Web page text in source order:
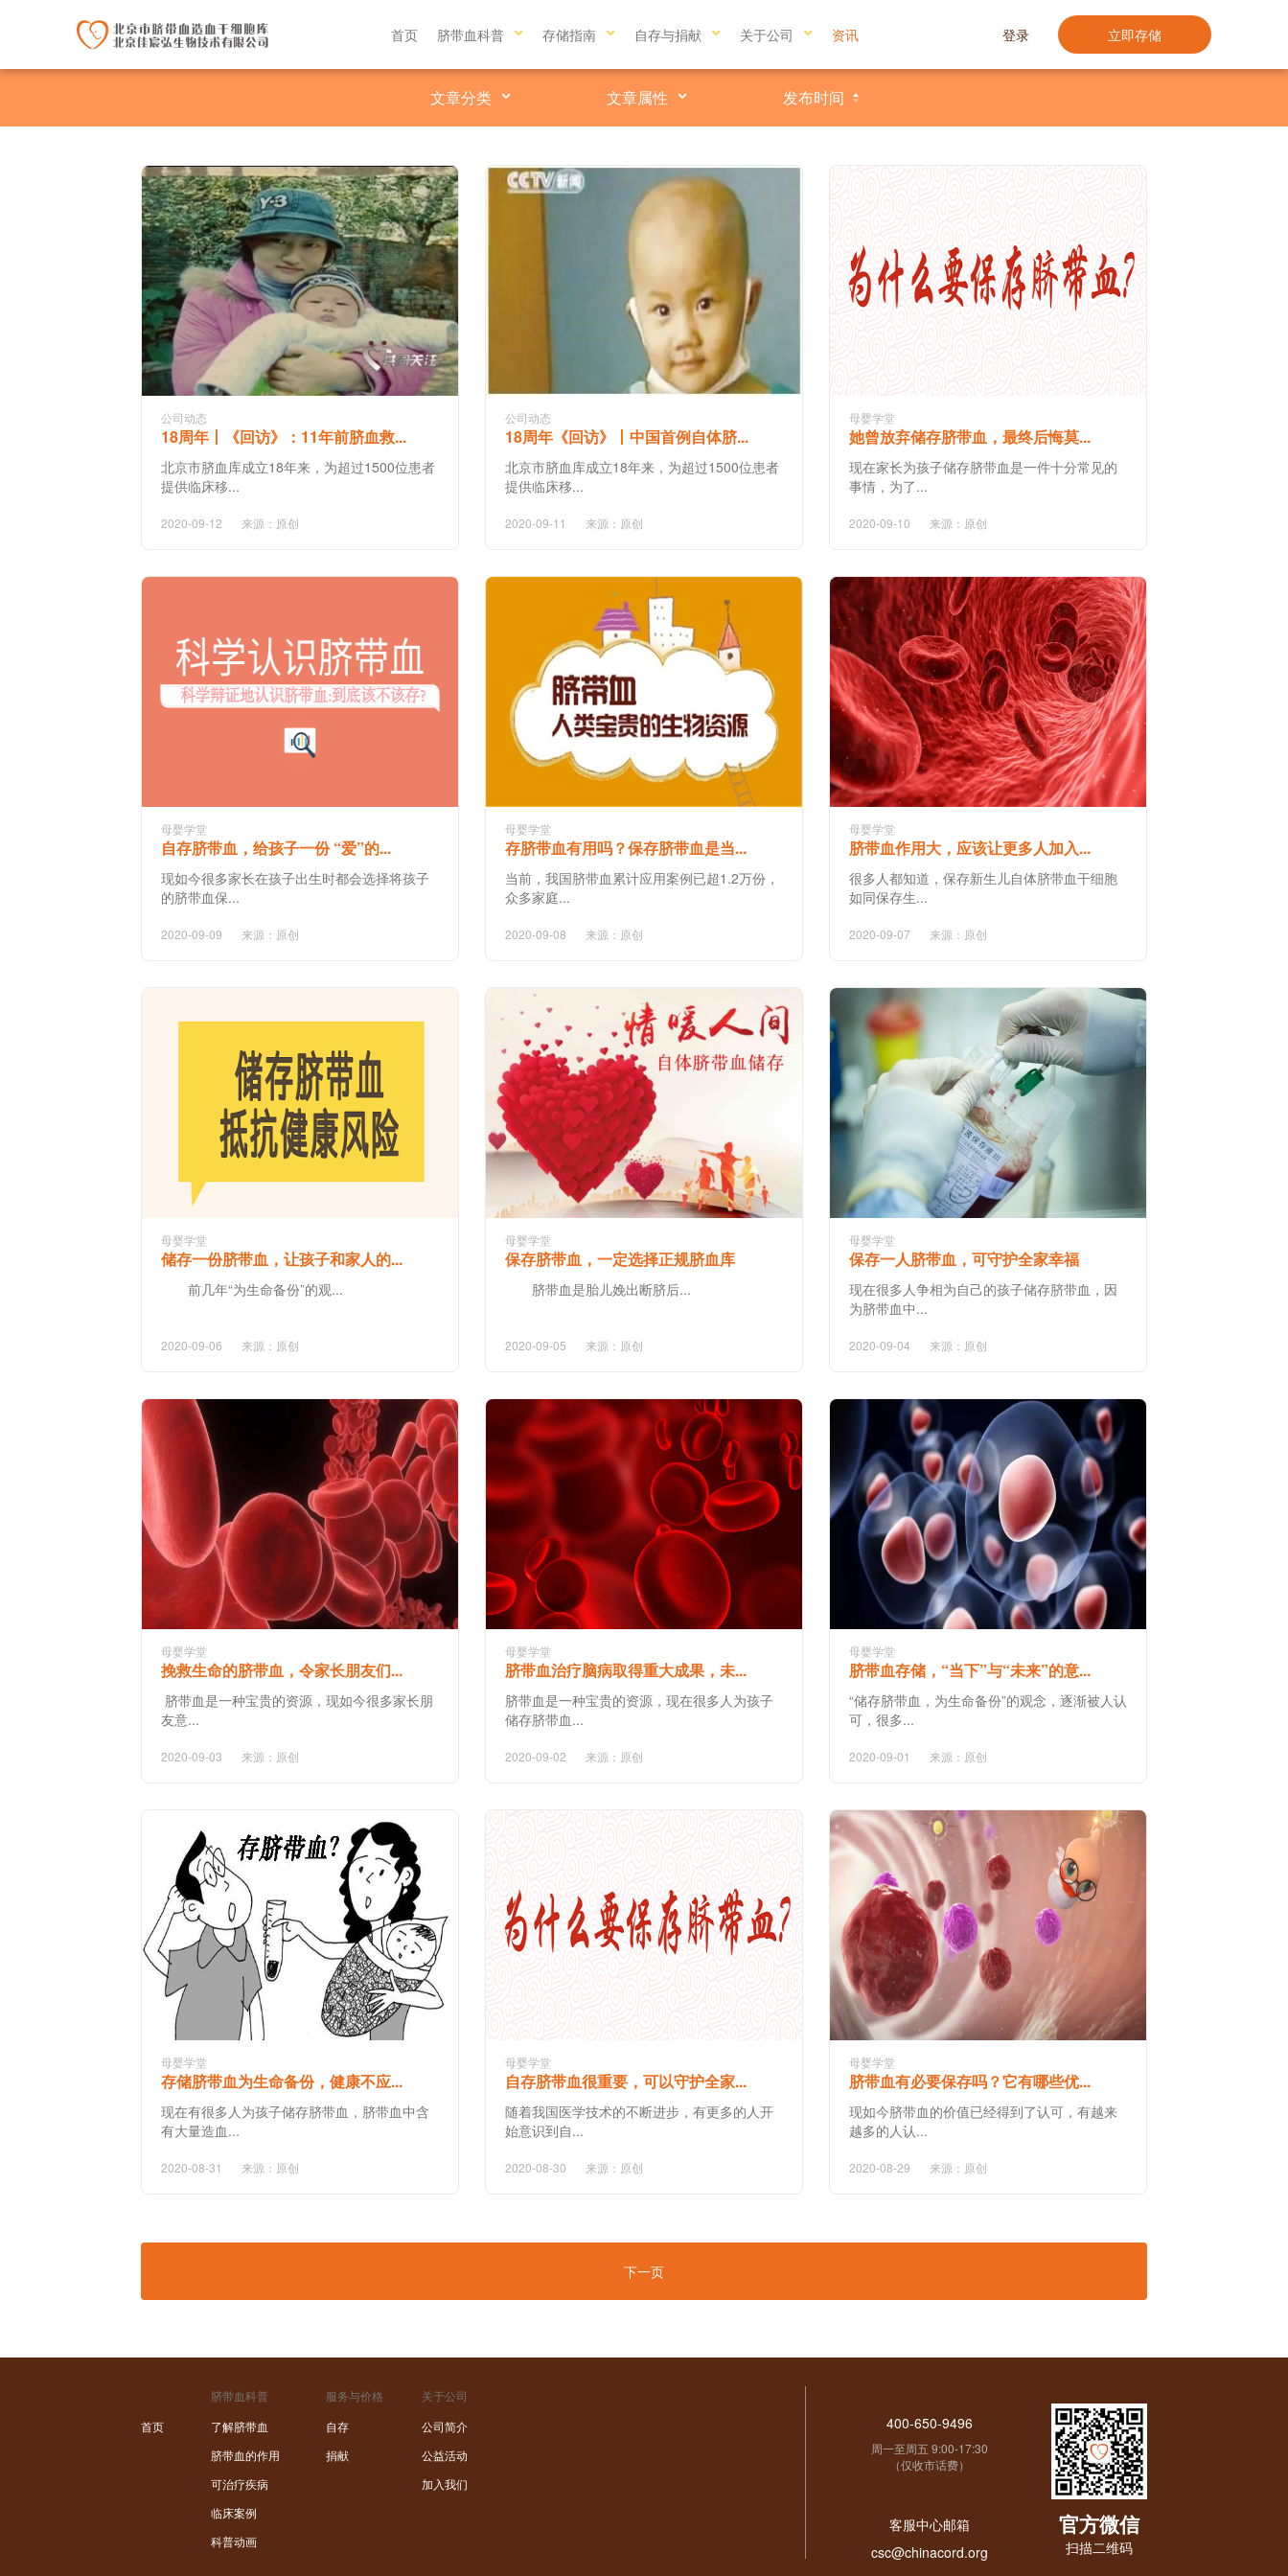
首页 脐带血科普 存储指南 自存与捐献 关于公司 资讯 立即存储
登录
文章分类 文章属性 发布时间
公司动态
18周年丨《回访》：11年前脐血救...
北京市脐血库成立18年来，为超过1500位患者
提供临床移...
2020-09-12 来源：原创
公司动态
18周年《回访》丨中国首例自体脐...
北京市脐血库成立18年来，为超过1500位患者
提供临床移...
2020-09-11 来源：原创
母婴学堂
她曾放弃储存脐带血，最终后悔莫...
现在家长为孩子储存脐带血是一件十分常见的
事情，为了...
2020-09-10 来源：原创
母婴学堂
自存脐带血，给孩子一份 “爱”的...
现如今很多家长在孩子出生时都会选择将孩子
的脐带血保...
2020-09-09 来源：原创
母婴学堂
存脐带血有用吗？保存脐带血是当...
当前，我国脐带血累计应用案例已超1.2万份，
众多家庭...
2020-09-08 来源：原创
母婴学堂
脐带血作用大，应该让更多人加入...
很多人都知道，保存新生儿自体脐带血干细胞
如同保存生...
2020-09-07 来源：原创
母婴学堂
储存一份脐带血，让孩子和家人的...
前几年“为生命备份”的观...
2020-09-06 来源：原创
母婴学堂
保存脐带血，一定选择正规脐血库
脐带血是胎儿娩出断脐后...
2020-09-05 来源：原创
母婴学堂
保存一人脐带血，可守护全家幸福
现在很多人争相为自己的孩子储存脐带血，因
为脐带血中...
2020-09-04 来源：原创
母婴学堂
挽救生命的脐带血，令家长朋友们...
脐带血是一种宝贵的资源，现如今很多家长朋
友意...
2020-09-03 来源：原创
母婴学堂
脐带血治疗脑病取得重大成果，未...
脐带血是一种宝贵的资源，现在很多人为孩子
储存脐带血...
2020-09-02 来源：原创
母婴学堂
脐带血存储，“当下”与“未来”的意...
“储存脐带血，为生命备份”的观念，逐渐被人认
可，很多...
2020-09-01 来源：原创
母婴学堂
存储脐带血为生命备份，健康不应...
现在有很多人为孩子储存脐带血，脐带血中含
有大量造血...
2020-08-31 来源：原创
母婴学堂
自存脐带血很重要，可以守护全家...
随着我国医学技术的不断进步，有更多的人开
始意识到自...
2020-08-30 来源：原创
母婴学堂
脐带血有必要保存吗？它有哪些优...
现如今脐带血的价值已经得到了认可，有越来
越多的人认...
2020-08-29 来源：原创
下一页
首页
脐带血科普
了解脐带血
脐带血的作用
可治疗疾病
临床案例
科普动画
服务与价格
自存
捐献
关于公司
公司简介
公益活动
加入我们
官方微信
扫描二维码
400-650-9496
周一至周五 9:00-17:30
（仅收市话费）
客服中心邮箱
csc@chinacord.org